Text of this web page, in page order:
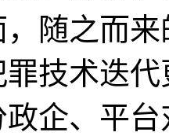
随之而
技术迭
政企、平